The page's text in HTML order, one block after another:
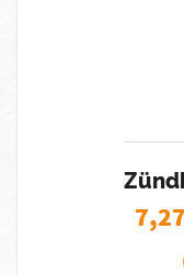
7,27